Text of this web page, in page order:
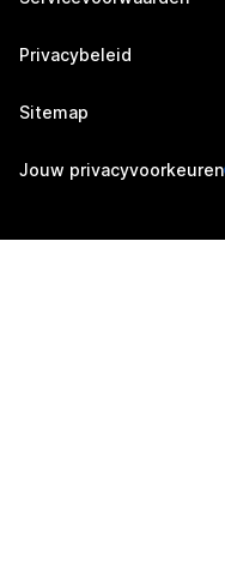
Privacybeleid
Sitemap
Jouw privacyvoorkeuren